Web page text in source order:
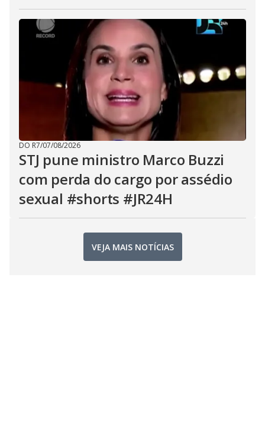
DO R7/07/08/2026
STJ pune ministro Marco Buzzi
com perda do cargo por assédio
sexual #shorts #JR24H
VEJA MAIS NOTÍCIAS